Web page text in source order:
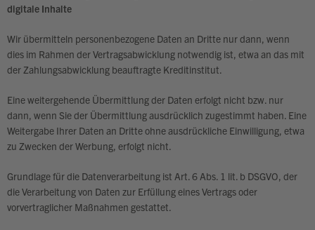
digitale Inhalte
Wir übermitteln personenbezogene Daten an Dritte nur dann, wenn
dies im Rahmen der Vertragsabwicklung notwendig ist, etwa an das mit
der Zahlungsabwicklung beauftragte Kreditinstitut.
Eine weitergehende Übermittlung der Daten erfolgt nicht bzw. nur
dann, wenn Sie der Übermittlung ausdrücklich zugestimmt haben. Eine
Weitergabe Ihrer Daten an Dritte ohne ausdrückliche Einwilligung, etwa
zu Zwecken der Werbung, erfolgt nicht.
Grundlage für die Datenverarbeitung ist Art. 6 Abs. 1 lit. b DSGVO, der
die Verarbeitung von Daten zur Erfüllung eines Vertrags oder
vorvertraglicher Maßnahmen gestattet.